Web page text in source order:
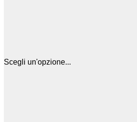
Scegli un'opzione...